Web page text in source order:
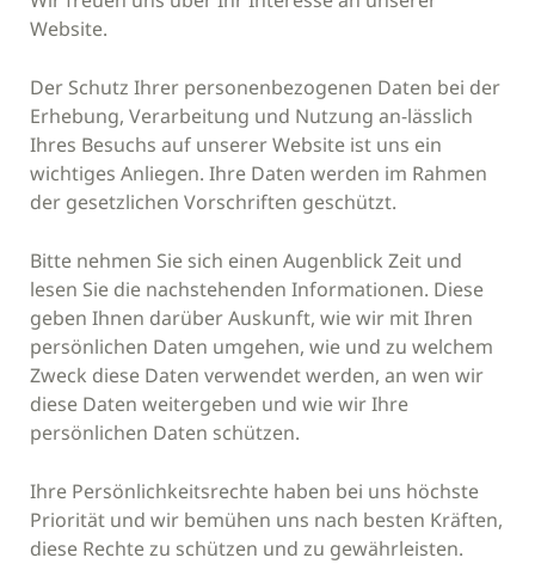
Website.
Der Schutz Ihrer personenbezogenen Daten bei der
Erhebung, Verarbeitung und Nutzung an-lässlich
Ihres Besuchs auf unserer Website ist uns ein
wichtiges Anliegen. Ihre Daten werden im Rahmen
der gesetzlichen Vorschriften geschützt.
Bitte nehmen Sie sich einen Augenblick Zeit und
lesen Sie die nachstehenden Informationen. Diese
geben Ihnen darüber Auskunft, wie wir mit Ihren
persönlichen Daten umgehen, wie und zu welchem
Zweck diese Daten verwendet werden, an wen wir
diese Daten weitergeben und wie wir Ihre
persönlichen Daten schützen.
Ihre Persönlichkeitsrechte haben bei uns höchste
Priorität und wir bemühen uns nach besten Kräften,
diese Rechte zu schützen und zu gewährleisten.